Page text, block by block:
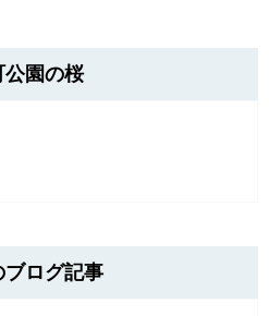
公園の桜
ブログ記事